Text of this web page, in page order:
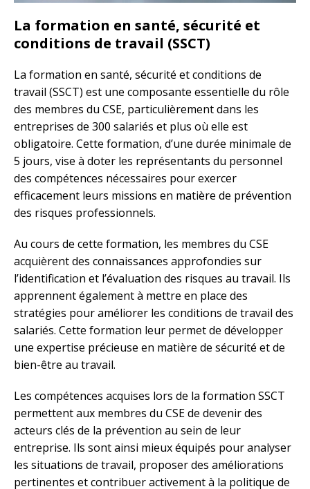
La formation en santé, sécurité et
conditions de travail (SSCT)
La formation en santé, sécurité et conditions de
travail (SSCT) est une composante essentielle du rôle
des membres du CSE, particulièrement dans les
entreprises de 300 salariés et plus où elle est
obligatoire. Cette formation, d’une durée minimale de
5 jours, vise à doter les représentants du personnel
des compétences nécessaires pour exercer
efficacement leurs missions en matière de prévention
des risques professionnels.
Au cours de cette formation, les membres du CSE
acquièrent des connaissances approfondies sur
l’identification et l’évaluation des risques au travail. Ils
apprennent également à mettre en place des
stratégies pour améliorer les conditions de travail des
salariés. Cette formation leur permet de développer
une expertise précieuse en matière de sécurité et de
bien-être au travail.
Les compétences acquises lors de la formation SSCT
permettent aux membres du CSE de devenir des
acteurs clés de la prévention au sein de leur
entreprise. Ils sont ainsi mieux équipés pour analyser
les situations de travail, proposer des améliorations
pertinentes et contribuer activement à la politique de